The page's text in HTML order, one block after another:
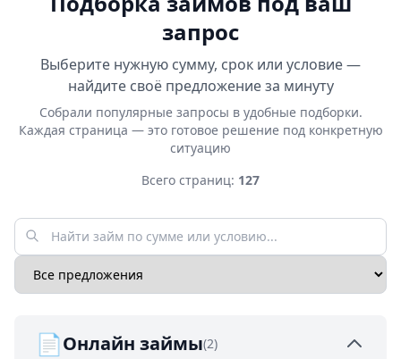
запрос
Выберите нужную сумму, срок или условие —
найдите своё предложение за минуту
Собрали популярные запросы в удобные подборки.
Каждая страница — это готовое решение под конкретную
ситуацию
Всего страниц: 127
📄Онлайн займы(2)